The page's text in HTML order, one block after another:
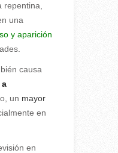
una
y aparición
causa
un mayor
en
en